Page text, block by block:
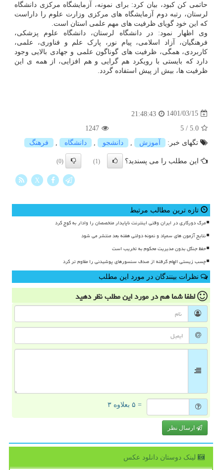
حاتمی کن کبود، بیان کرد: برای نمونه، آزمایشگاه مرکزی دانشگاه
لرستان، رتبه دوم آزمایشگاه های مرکزی وزارت علوم را داراست
که این خود گویای ظرفیت های مهم علمی استان است.
وی اظهار نمود: در دانشگاه لرستان، دانشگاه علوم پزشکی،
فرهنگیان، آزاد اسلامی، پیام نور، پارک علم و فناوری، علمی،
کاربردی، همگی، ظرفیت های گوناگون علمی و جهادی بالایی وجود
دارد که بایستی با رویکرد هم گرایی و هم افزایی، از همه ی این
ظرفیت ها، بیش از پیش استفاده گردد.
1401/03/15
21:48:43
5.0
/
5
1247
تگهای خبر:
آموزش , دانشجو , دانشگاه , فرهنگ
این مطلب را می پسندید؟ (1)
(0)
X
تازه ترین مطالب مرتبط
مرگ دورکاری در ایران وقتی اینترنت ناپایدار متخصصان را وادار به کوچ کرد
نتایج آزمون های سمپاد و نمونه دولتی هفته بعد منتشر می شود
حفظ جنگل بدون مدیریت محکوم به تخریب است
چسب زیستی الهام گرفته از صدف سنسورهای پوشیدنی را مقاوم تر کرد
نظرات بینندگان در مورد این مطلب
لطفا شما همدر مورد این مطلبنظر دهید
= ۵ بعلاوه ۳
ارسال نظر
لینک دوستان دانلود عكس